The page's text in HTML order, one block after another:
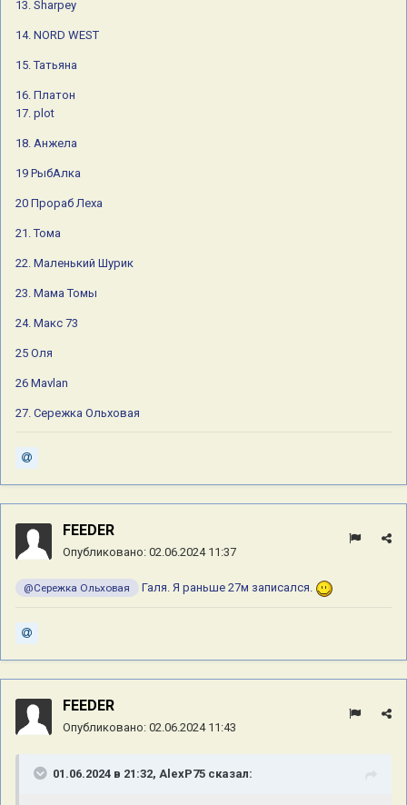
13. Sharpey
14. NORD WEST
15. Татьяна
16. Платон
17. plot
18. Анжела
19 РыбАлка
20 Прораб Леха
21. Тома
22. Маленький Шурик
23. Мама Томы
24. Макс 73
25 Оля
26 Mavlan
27. Сережка Ольховая
FEEDER
Опубликовано: 02.06.2024 11:37
@Сережка Ольховая Галя. Я раньше 27м записался.
FEEDER
Опубликовано: 02.06.2024 11:43
01.06.2024 в 21:32, AlexP75 сказал: